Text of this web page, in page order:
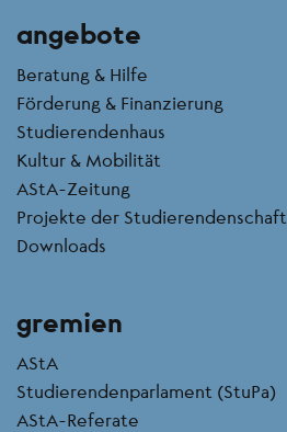
angebote
Beratung & Hilfe
Förderung & Finanzierung
Studierendenhaus
Kultur & Mobilität
AStA-Zeitung
Projekte der Studierendenschaft
Downloads
gremien
AStA
Studierendenparlament (StuPa)
AStA-Referate